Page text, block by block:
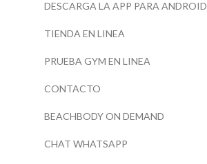
DESCARGA LA APP PARA ANDROID
TIENDA EN LINEA
PRUEBA GYM EN LINEA
CONTACTO
BEACHBODY ON DEMAND
CHAT WHATSAPP